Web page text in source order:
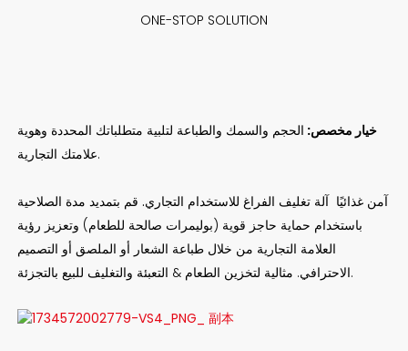
ONE-STOP SOLUTION
خيار مخصص: الحجم والسمك والطباعة لتلبية متطلباتك المحددة وهوية
علامتك التجارية.
آمن غذائيًا آلة تغليف الفراغ للاستخدام التجاري. قم بتمديد مدة الصلاحية
باستخدام حماية حاجز قوية (بوليمرات صالحة للطعام) وتعزيز رؤية
العلامة التجارية من خلال طباعة الشعار أو الملصق أو التصميم
الاحترافي. مثالية لتخزين الطعام & التعبئة والتغليف للبيع بالتجزئة.